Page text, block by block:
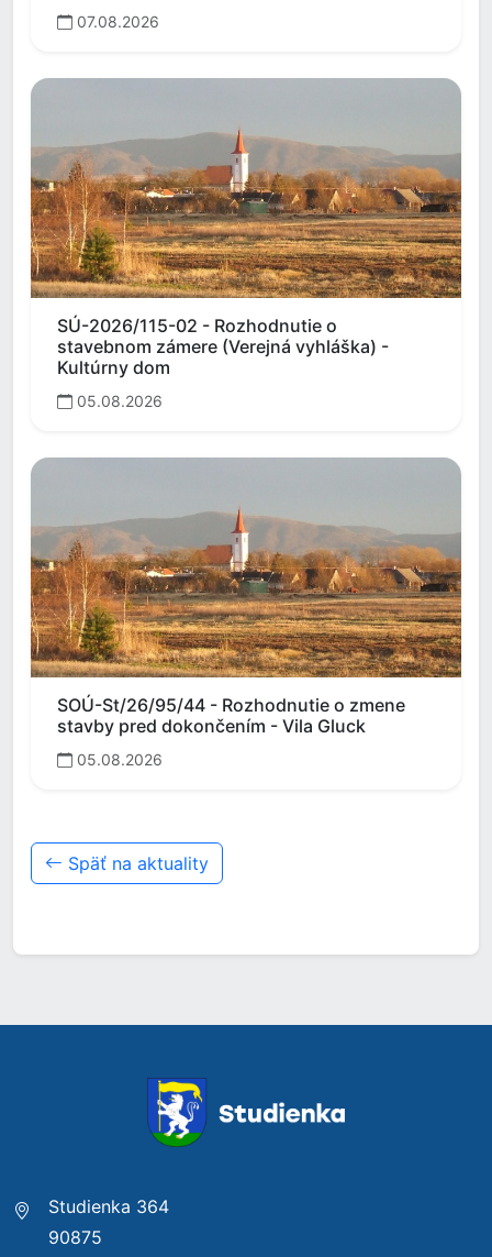
07.08.2026
SÚ-2026/115-02 - Rozhodnutie o
stavebnom zámere (Verejná vyhláška) -
Kultúrny dom
05.08.2026
SOÚ-St/26/95/44 - Rozhodnutie o zmene
stavby pred dokončením - Vila Gluck
05.08.2026
Späť na aktuality
Studienka 364
90875